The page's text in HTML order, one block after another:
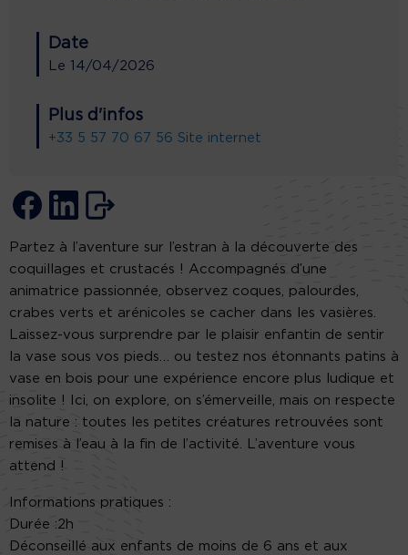
Date
Le 14/04/2026
Plus d'infos
+33 5 57 70 67 56 Site internet
Partez à l’aventure sur l’estran à la découverte des
coquillages et crustacés ! Accompagnés d’une
animatrice passionnée, observez coques, palourdes,
crabes verts et arénicoles se cacher dans les vasières.
Laissez-vous surprendre par le plaisir enfantin de sentir
la vase sous vos pieds… ou testez nos étonnants patins à
vase en bois pour une expérience encore plus ludique et
insolite ! Ici, on explore, on s’émerveille, mais on respecte
la nature : toutes les petites créatures retrouvées sont
remises à l’eau à la fin de l’activité. L’aventure vous
attend !
Informations pratiques :
Durée :2h
Déconseillé aux enfants de moins de 6 ans et aux